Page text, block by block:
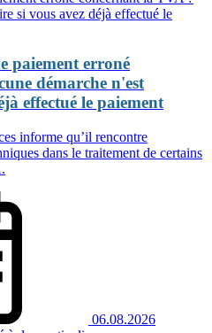
paiement erroné
démarche n'est
effectué le paiement
informe qu’il rencontre
dans le traitement de certains
06.08.2026